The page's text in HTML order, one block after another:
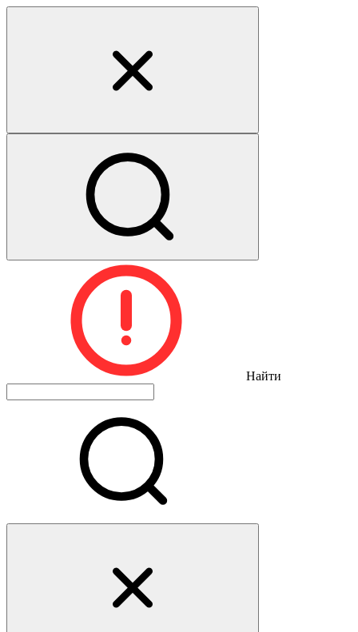
Найти